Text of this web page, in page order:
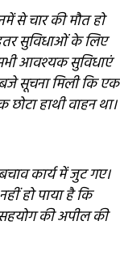
से चार की मौत हो
सुविधाओं के लिए
आवश्यक सुविधाएं
बजे सूचना मिली कि एक
हाथी वाहन था।
कार्य में जुट गए।
हो पाया है कि
की अपील की